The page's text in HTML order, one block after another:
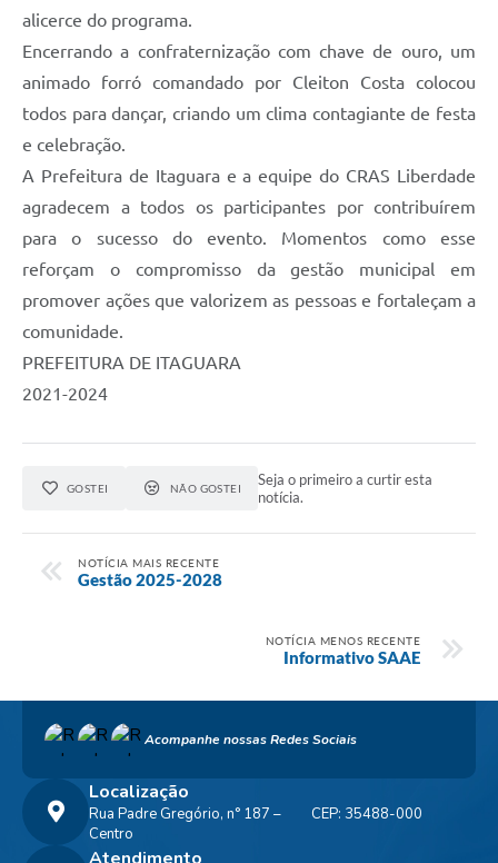
alicerce do programa.
Encerrando a confraternização com chave de ouro, um
animado forró comandado por Cleiton Costa colocou
todos para dançar, criando um clima contagiante de festa
e celebração.
A Prefeitura de Itaguara e a equipe do CRAS Liberdade
agradecem a todos os participantes por contribuírem
para o sucesso do evento. Momentos como esse
reforçam o compromisso da gestão municipal em
promover ações que valorizem as pessoas e fortaleçam a
comunidade.
PREFEITURA DE ITAGUARA
2021-2024
GOSTEI NÃO GOSTEI
Seja o primeiro a curtir esta
notícia.
NOTÍCIA MAIS RECENTE
Gestão 2025-2028
NOTÍCIA MENOS RECENTE
Informativo SAAE
Acompanhe nossas Redes Sociais
Localização
Rua Padre Gregório, n° 187 –
Centro
CEP: 35488-000